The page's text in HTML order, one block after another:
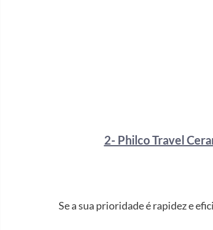
2- Philco Travel
Se a sua prioridade é rapidez e